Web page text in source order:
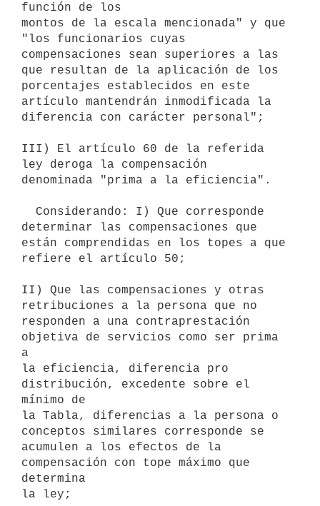
función de los
montos de la escala mencionada" y que
"los funcionarios cuyas
compensaciones sean superiores a las
que resultan de la aplicación de los
porcentajes establecidos en este
artículo mantendrán inmodificada la
diferencia con carácter personal";
III) El artículo 60 de la referida
ley deroga la compensación
denominada "prima a la eficiencia".
determinar las compensaciones que
están comprendidas en los topes a que
refiere el artículo 50;
II) Que las compensaciones y otras
retribuciones a la persona que no
responden a una contraprestación
objetiva de servicios como ser prima
a
la eficiencia, diferencia pro
distribución, excedente sobre el
mínimo de
la Tabla, diferencias a la persona o
conceptos similares corresponde se
acumulen a los efectos de la
compensación con tope máximo que
determina
la ley;